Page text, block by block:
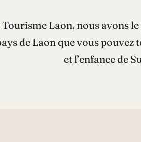
Laon, nous avons
de Laon que vous
et l’enfance de